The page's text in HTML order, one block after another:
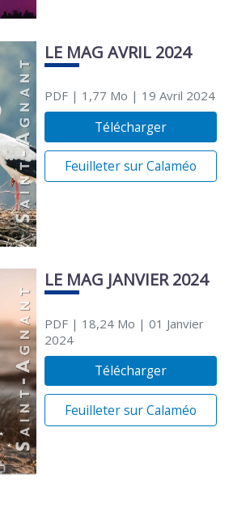
LE MAG AVRIL 2024
PDF| 1,77 Mo | 19 Avril 2024
Télécharger
Feuilleter sur Calaméo
LE MAG JANVIER 2024
PDF| 18,24 Mo | 01 Janvier
2024
Télécharger
Feuilleter sur Calaméo